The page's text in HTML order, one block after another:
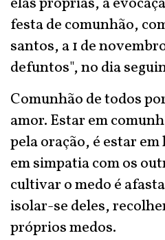
festa de comunhão,
santos, a 1 de
defuntos", no dia
Comunhão de todos
amor. Estar em
pela oração, é estar
em simpatia com os
cultivar o medo é
isolar-se deles,
próprios medos.